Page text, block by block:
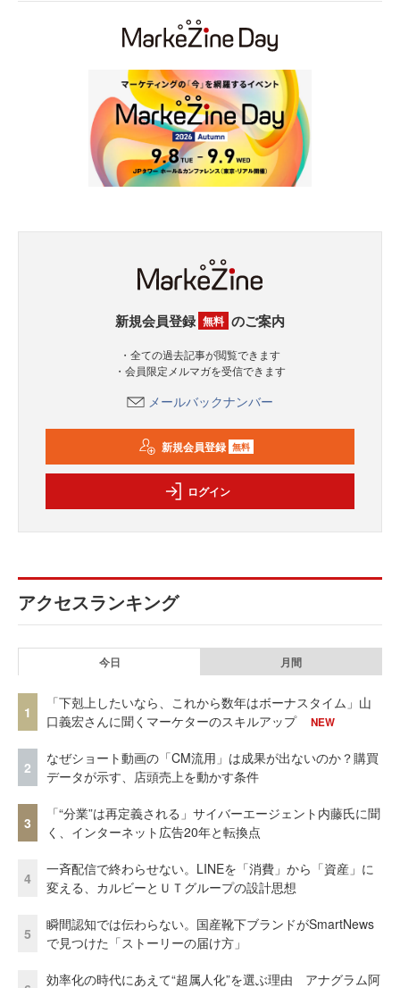
新規会員登録 無料 のご案内
・全ての過去記事が閲覧できます
・会員限定メルマガを受信できます
メールバックナンバー
新規会員登録 無料
ログイン
アクセスランキング
今日 月間
1
「下剋上したいなら、これから数年はボーナスタイム」山
口義宏さんに聞くマーケターのスキルアップ
NEW
2
なぜショート動画の「CM流用」は成果が出ないのか？購買
データが示す、店頭売上を動かす条件
3
「“分業”は再定義される」サイバーエージェント内藤氏に聞
く、インターネット広告20年と転換点
4
一斉配信で終わらせない。LINEを「消費」から「資産」に
変える、カルビーとＵＴグループの設計思想
5
瞬間認知では伝わらない。国産靴下ブランドがSmartNews
で見つけた「ストーリーの届け方」
効率化の時代にあえて“超属人化”を選ぶ理由 アナグラム阿